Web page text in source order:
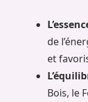
de
et
Bois, le